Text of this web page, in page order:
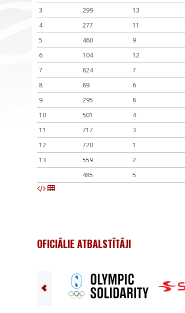
3
299 13
4
277 11
5
460 9
6
104 12
7
824 7
8
89 6
9
295 8
10
501 4
11
717 3
12
720 1
13
559 2
485
5
OFICIĀLIE ATBALSTĪTĀJI